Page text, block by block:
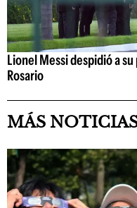
Lionel Messi despidió a
Rosario
MÁS